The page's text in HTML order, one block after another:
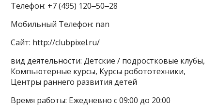
Телефон: +7 (495) 120‒50‒28
Мобильный Телефон: nan
Сайт: http://clubpixel.ru/
вид деятельности: Детские / подростковые клубы,
Компьютерные курсы, Курсы робототехники,
Центры раннего развития детей
Время работы: Ежедневно с 09:00 до 20:00